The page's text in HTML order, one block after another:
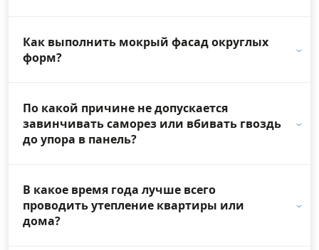
Как выполнить мокрый фасад округлых
форм?
По какой причине не допускается
завинчивать саморез или вбивать гвоздь
до упора в панель?
В какое время года лучше всего
проводить утепление квартиры или
дома?